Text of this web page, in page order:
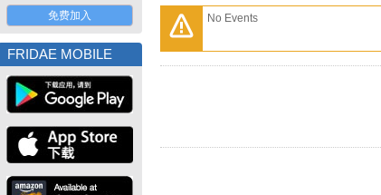
免费加入
FRIDAE MOBILE
No Events